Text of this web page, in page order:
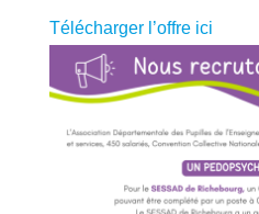
Télécharger l’offre ici